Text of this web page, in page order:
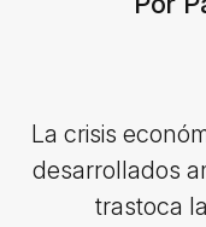
La crisis
desarrollados
trastoca